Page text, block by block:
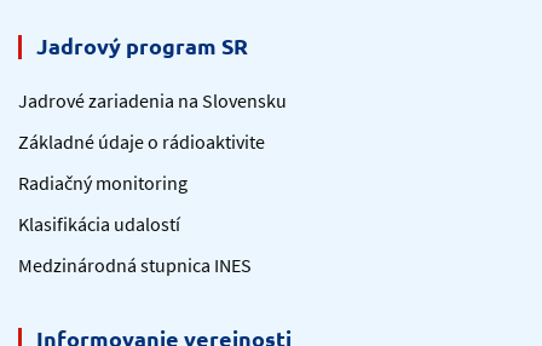
Jadrový program SR
Jadrové zariadenia na Slovensku
Základné údaje o rádioaktivite
Radiačný monitoring
Klasifikácia udalostí
Medzinárodná stupnica INES
Informovanie verejnosti